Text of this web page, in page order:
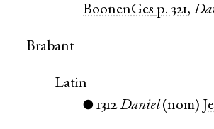
BoonenGes p. 321,
Brabant
Latin
● 1312Daniel(nom)